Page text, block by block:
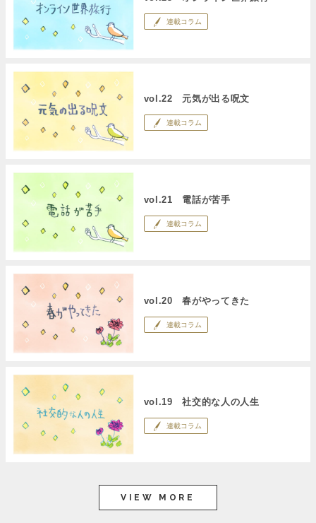
連載コラム
vol.22 元気が出る呪文
連載コラム
vol.21 電話が苦手
連載コラム
vol.20 春がやってきた
連載コラム
vol.19 社交的な人の人生
連載コラム
VIEW MORE